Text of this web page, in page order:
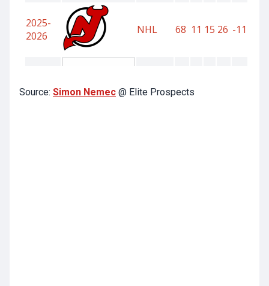
Source: Simon Nemec @ Elite Prospects